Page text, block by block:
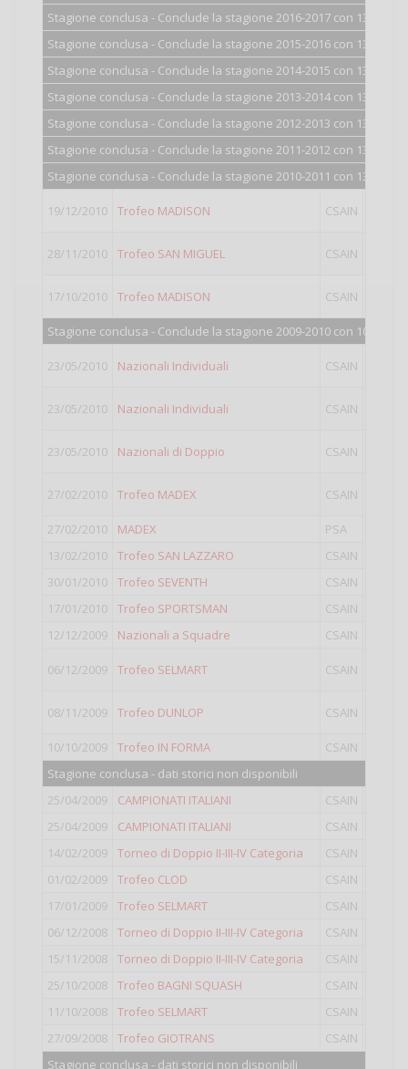
Stagione conclusa - Conclude la stagione 2016-2017 con 1300
Stagione conclusa - Conclude la stagione 2015-2016 con 1300
Stagione conclusa - Conclude la stagione 2014-2015 con 1300
Stagione conclusa - Conclude la stagione 2013-2014 con 1301
Stagione conclusa - Conclude la stagione 2012-2013 con 1303
Stagione conclusa - Conclude la stagione 2011-2012 con 1310
Stagione conclusa - Conclude la stagione 2010-2011 con 1319
19/12/2010 Trofeo MADISON CSAIN
28/11/2010 Trofeo SAN MIGUEL CSAIN
17/10/2010 Trofeo MADISON CSAIN
Stagione conclusa - Conclude la stagione 2009-2010 con 1046
23/05/2010 Nazionali Individuali CSAIN
23/05/2010 Nazionali Individuali CSAIN
23/05/2010 Nazionali di Doppio CSAIN
27/02/2010 Trofeo MADEX CSAIN
27/02/2010 MADEX PSA
13/02/2010
Trofeo SAN LAZZARO CSAIN
30/01/2010
Trofeo SEVENTH CSAIN
17/01/2010
Trofeo SPORTSMAN CSAIN
12/12/2009
Nazionali a Squadre CSAIN
06/12/2009 Trofeo SELMART CSAIN
08/11/2009 Trofeo DUNLOP CSAIN
10/10/2009 Trofeo IN FORMA CSAIN
Stagione conclusa - dati storici non disponibili
25/04/2009
CAMPIONATI ITALIANI CSAIN
25/04/2009
CAMPIONATI ITALIANI CSAIN
14/02/2009
Torneo di Doppio II-III-IV Categoria CSAIN
01/02/2009
Trofeo CLOD CSAIN
17/01/2009
Trofeo SELMART CSAIN
06/12/2008
Torneo di Doppio II-III-IV Categoria CSAIN
15/11/2008
Torneo di Doppio II-III-IV Categoria CSAIN
25/10/2008
Trofeo BAGNI SQUASH CSAIN
11/10/2008
Trofeo SELMART CSAIN
27/09/2008
Trofeo GIOTRANS CSAIN
Stagione conclusa - dati storici non disponibili